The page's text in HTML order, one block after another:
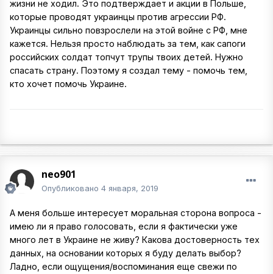
жизни не ходил. Это подтверждает и акции в Польше,
которые проводят украинцы против агрессии РФ.
Украинцы сильно повзрослели на этой войне с РФ, мне
кажется. Нельзя просто наблюдать за тем, как сапоги
российских солдат топчут трупы твоих детей. Нужно
спасать страну. Поэтому я создал тему - помочь тем,
кто хочет помочь Украине.
neo901
Опубликовано 4 января, 2019
А меня больше интересует моральная сторона вопроса -
имею ли я право голосовать, если я фактически уже
много лет в Украине не живу? Какова достоверность тех
данных, на основании которых я буду делать выбор?
Ладно, если ощущения/воспоминания еще свежи по